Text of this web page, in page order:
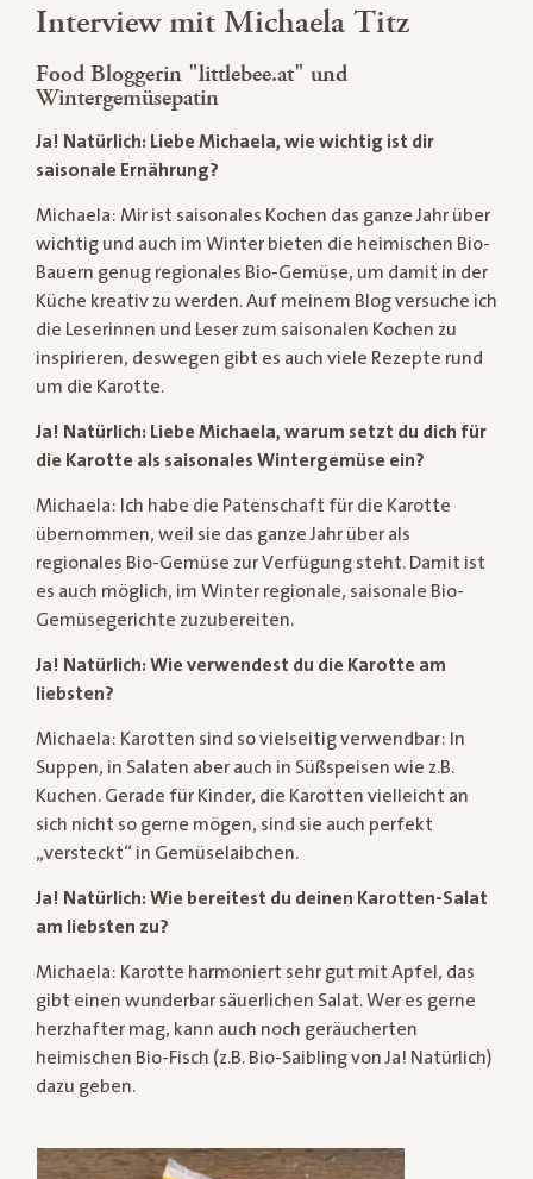
Interview mit Michaela Titz
Food Bloggerin "littlebee.at" und
Wintergemüsepatin
Ja! Natürlich: Liebe Michaela, wie wichtig ist dir
saisonale Ernährung?
Michaela: Mir ist saisonales Kochen das ganze Jahr über
wichtig und auch im Winter bieten die heimischen Bio-
Bauern genug regionales Bio-Gemüse, um damit in der
Küche kreativ zu werden. Auf meinem Blog versuche ich
die Leserinnen und Leser zum saisonalen Kochen zu
inspirieren, deswegen gibt es auch viele Rezepte rund
um die Karotte.
Ja! Natürlich: Liebe Michaela, warum setzt du dich für
die Karotte als saisonales Wintergemüse ein?
Michaela: Ich habe die Patenschaft für die Karotte
übernommen, weil sie das ganze Jahr über als
regionales Bio-Gemüse zur Verfügung steht. Damit ist
es auch möglich, im Winter regionale, saisonale Bio-
Gemüsegerichte zuzubereiten.
Ja! Natürlich: Wie verwendest du die Karotte am
liebsten?
Michaela: Karotten sind so vielseitig verwendbar: In
Suppen, in Salaten aber auch in Süßspeisen wie z.B.
Kuchen. Gerade für Kinder, die Karotten vielleicht an
sich nicht so gerne mögen, sind sie auch perfekt
„versteckt“ in Gemüselaibchen.
Ja! Natürlich: Wie bereitest du deinen Karotten-Salat
am liebsten zu?
Michaela: Karotte harmoniert sehr gut mit Apfel, das
gibt einen wunderbar säuerlichen Salat. Wer es gerne
herzhafter mag, kann auch noch geräucherten
heimischen Bio-Fisch (z.B. Bio-Saibling von Ja! Natürlich)
dazu geben.